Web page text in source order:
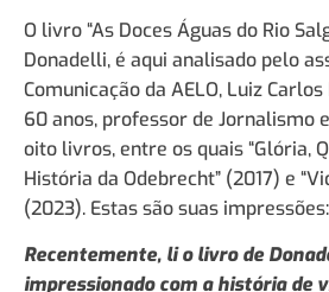
O livro “As Doces Águas do Rio
Donadelli, é aqui analisado pelo
Comunicação da AELO, Luiz
60 anos, professor de Jornalismo
oito livros, entre os quais “Glória,
História da Odebrecht” (2017) e
(2023). Estas são suas impressões:
Recentemente, li o livro de
impressionado com a história de